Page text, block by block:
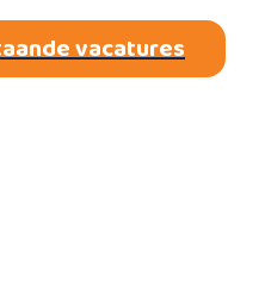
vacatures